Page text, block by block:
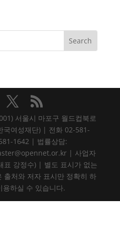
서울시 마포구 월드컵북로
국여성재단) | 전화 02-581-
1642 | 법률상담:
| 사업자
표 강정수) | 별도 표시가 없는
출처와 저자 표시만 정확히 하
용하실 수 있습니다.